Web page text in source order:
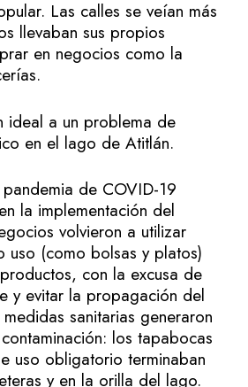
Las calles se veían más
llevaban sus propios
en negocios como la
ideal a un problema de
en el lago de Atitlán.
de COVID-19
la implementación del
volvieron a utilizar
uso (como bolsas y platos)
con la excusa de
y evitar la propagación del
sanitarias generaron
los tapabocas
uso obligatorio terminaban
y en la orilla del lago.